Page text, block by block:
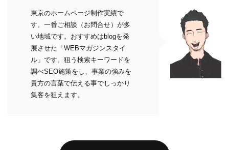
東京のホームページ制作実績で
す。一番ご相談（お問合せ）が多
い地域です。おすすめはblogを発
展させた「WEBマガジンスタイ
ル」です。狙う検索キーワードを
調べSEO施策をし、事業の強みを
貴方の言葉で伝える事でしっかり
集客を狙えます。